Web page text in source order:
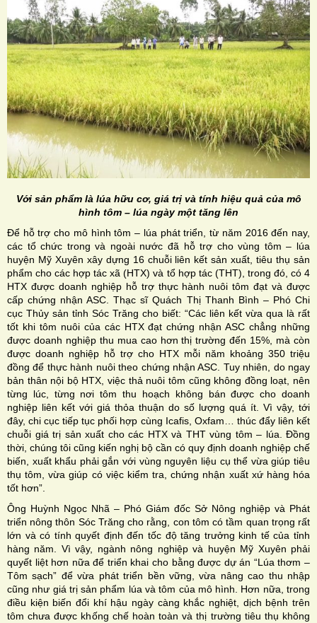
Với sản phẩm là lúa hữu cơ, giá trị và tính hiệu quả của mô
hình tôm – lúa ngày một tăng lên
Để hỗ trợ cho mô hình tôm – lúa phát triển, từ năm 2016 đến nay,
các tổ chức trong và ngoài nước đã hỗ trợ cho vùng tôm – lúa
huyện Mỹ Xuyên xây dựng 16 chuỗi liên kết sản xuất, tiêu thụ sản
phẩm cho các hợp tác xã (HTX) và tổ hợp tác (THT), trong đó, có 4
HTX được doanh nghiệp hỗ trợ thực hành nuôi tôm đạt và được
cấp chứng nhận ASC. Thạc sĩ Quách Thị Thanh Bình – Phó Chi
cục Thủy sản tỉnh Sóc Trăng cho biết: “Các liên kết vừa qua là rất
tốt khi tôm nuôi của các HTX đạt chứng nhận ASC chẳng những
được doanh nghiệp thu mua cao hơn thị trường đến 15%, mà còn
được doanh nghiệp hỗ trợ cho HTX mỗi năm khoảng 350 triệu
đồng để thực hành nuôi theo chứng nhận ASC. Tuy nhiên, do ngay
bản thân nội bộ HTX, việc thả nuôi tôm cũng không đồng loạt, nên
từng lúc, từng nơi tôm thu hoạch không bán được cho doanh
nghiệp liên kết với giá thỏa thuận do số lượng quá ít. Vì vậy, tới
đây, chi cục tiếp tục phối hợp cùng Icafis, Oxfam… thúc đẩy liên kết
chuỗi giá trị sản xuất cho các HTX và THT vùng tôm – lúa. Đồng
thời, chúng tôi cũng kiến nghị bộ cần có quy định doanh nghiệp chế
biến, xuất khẩu phải gắn với vùng nguyên liệu cụ thể vừa giúp tiêu
thụ tôm, vừa giúp có việc kiểm tra, chứng nhận xuất xứ hàng hóa
tốt hơn”.
Ông Huỳnh Ngọc Nhã – Phó Giám đốc Sở Nông nghiệp và Phát
triển nông thôn Sóc Trăng cho rằng, con tôm có tầm quan trọng rất
lớn và có tính quyết định đến tốc độ tăng trưởng kinh tế của tỉnh
hàng năm. Vì vậy, ngành nông nghiệp và huyện Mỹ Xuyên phải
quyết liệt hơn nữa để triển khai cho bằng được dự án “Lúa thơm –
Tôm sạch” để vừa phát triển bền vững, vừa nâng cao thu nhập
cũng như giá trị sản phẩm lúa và tôm của mô hình. Hơn nữa, trong
điều kiện biến đổi khí hậu ngày càng khắc nghiệt, dịch bệnh trên
tôm chưa được khống chế hoàn toàn và thị trường tiêu thụ không